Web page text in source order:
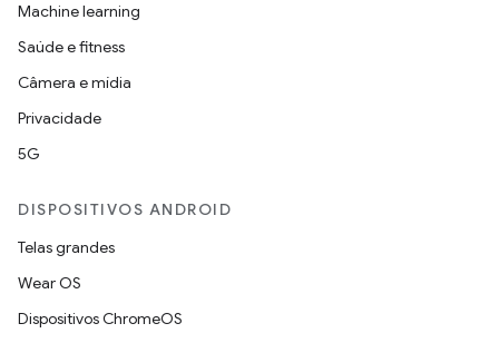
Machine learning
Saúde e fitness
Câmera e mídia
Privacidade
5G
DISPOSITIVOS ANDROID
Telas grandes
Wear OS
Dispositivos ChromeOS